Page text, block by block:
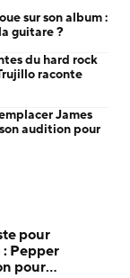
sur son album :
guitare ?
du hard rock
raconte
James
audition pour
pour
Pepper
pour